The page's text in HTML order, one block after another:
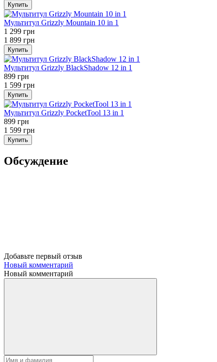
Купить
Мультитул Grizzly Mountain 10 in 1
1 299 грн
1 899 грн
Купить
Мультитул Grizzly BlackShadow 12 in 1
899 грн
1 599 грн
Купить
Мультитул Grizzly PocketTool 13 in 1
899 грн
1 599 грн
Купить
Обсуждение
Добавьте первый отзыв
Новый комментарий
Новый комментарий